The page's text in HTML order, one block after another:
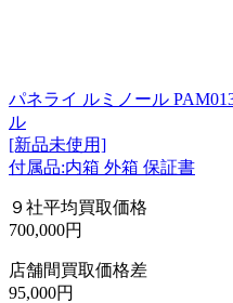
パネライ ルミノール
ル
[新品未使用]
付属品:内箱 外箱 保証書
９社平均買取価格
700,000円
店舗間買取価格差
95,000円